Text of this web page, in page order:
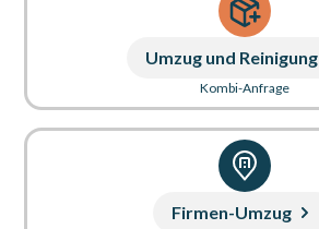
Umzug und Reinigung
Kombi-Anfrage
Firmen-Umzug